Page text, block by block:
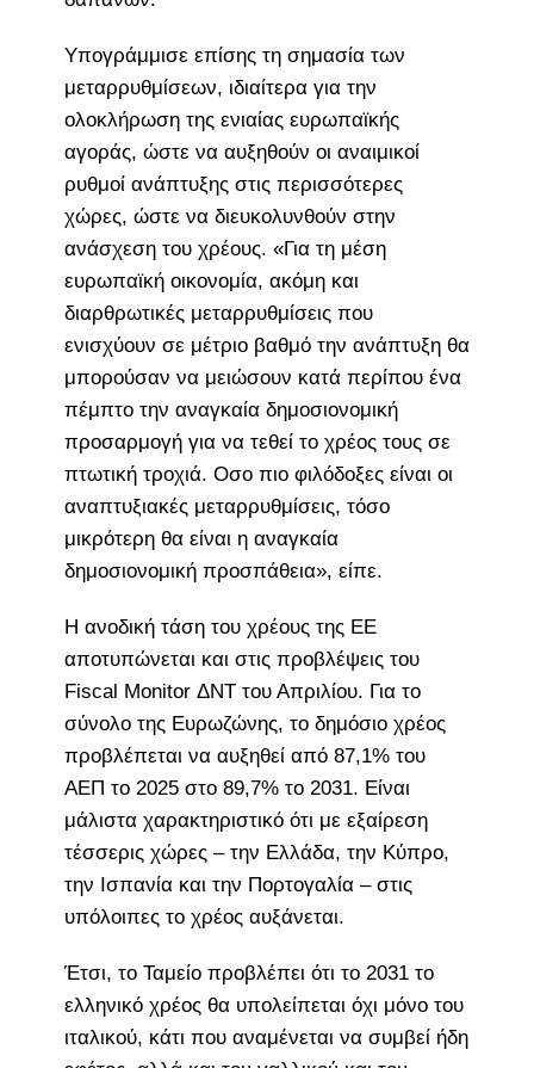
Υπογράμμισε επίσης τη σημασία των
μεταρρυθμίσεων, ιδιαίτερα για την
ολοκλήρωση της ενιαίας ευρωπαϊκής
αγοράς, ώστε να αυξηθούν οι αναιμικοί
ρυθμοί ανάπτυξης στις περισσότερες
χώρες, ώστε να διευκολυνθούν στην
ανάσχεση του χρέους. «Για τη μέση
ευρωπαϊκή οικονομία, ακόμη και
διαρθρωτικές μεταρρυθμίσεις που
ενισχύουν σε μέτριο βαθμό την ανάπτυξη θα
μπορούσαν να μειώσουν κατά περίπου ένα
πέμπτο την αναγκαία δημοσιονομική
προσαρμογή για να τεθεί το χρέος τους σε
πτωτική τροχιά. Οσο πιο φιλόδοξες είναι οι
αναπτυξιακές μεταρρυθμίσεις, τόσο
μικρότερη θα είναι η αναγκαία
δημοσιονομική προσπάθεια», είπε.
Η ανοδική τάση του χρέους της ΕΕ
αποτυπώνεται και στις προβλέψεις του
Fiscal Monitor ΔΝΤ του Απριλίου. Για το
σύνολο της Ευρωζώνης, το δημόσιο χρέος
προβλέπεται να αυξηθεί από 87,1% του
ΑΕΠ το 2025 στο 89,7% το 2031. Είναι
μάλιστα χαρακτηριστικό ότι με εξαίρεση
τέσσερις χώρες – την Ελλάδα, την Κύπρο,
την Ισπανία και την Πορτογαλία – στις
υπόλοιπες το χρέος αυξάνεται.
Έτσι, το Ταμείο προβλέπει ότι το 2031 το
ελληνικό χρέος θα υπολείπεται όχι μόνο του
ιταλικού, κάτι που αναμένεται να συμβεί ήδη